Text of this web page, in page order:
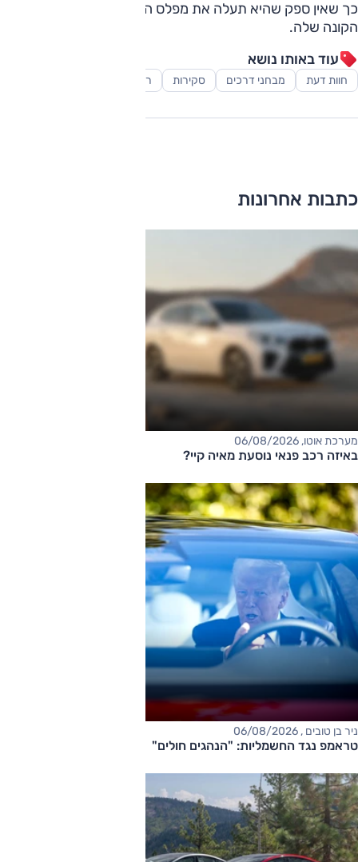
הקונה שלה.
עוד באותו נושא
חוות דעת מבחני דרכים סקירות רכב ספורט
כתבות אחרונות
מערכת אוטו, 06/08/2026
באיזה רכב פנאי נוסעת מאיה קיי?
ניר בן טובים , 06/08/2026
טראמפ נגד החשמליות: "הנהגים חולים"